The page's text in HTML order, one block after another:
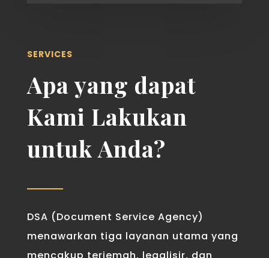
SERVICES
Apa yang dapat
Kami Lakukan
untuk Anda?
DSA (Document Service Agency)
menawarkan tiga layanan utama yang